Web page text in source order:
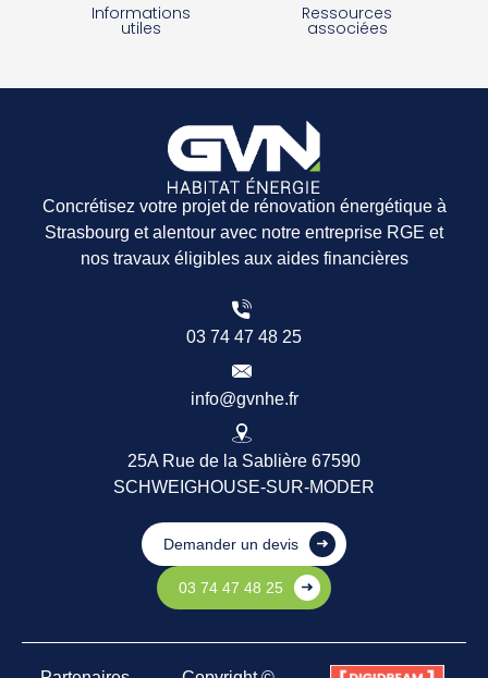
Informations
utiles
Ressources
associées
Concrétisez votre projet de rénovation énergétique à
Strasbourg et alentour avec notre entreprise RGE et
nos travaux éligibles aux aides financières
03 74 47 48 25
info@gvnhe.fr
25A Rue de la Sablière 67590
SCHWEIGHOUSE-SUR-MODER
Demander un devis
03 74 47 48 25